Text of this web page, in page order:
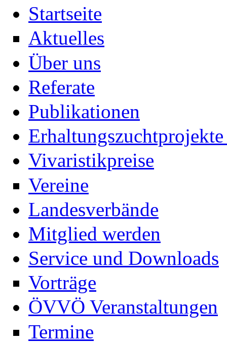
Startseite
Aktuelles
Über uns
Referate
Publikationen
Vivaristikpreise
Vereine
Landesverbände
Mitglied werden
Service und Downloads
Vorträge
ÖVVÖ Veranstaltungen
Termine